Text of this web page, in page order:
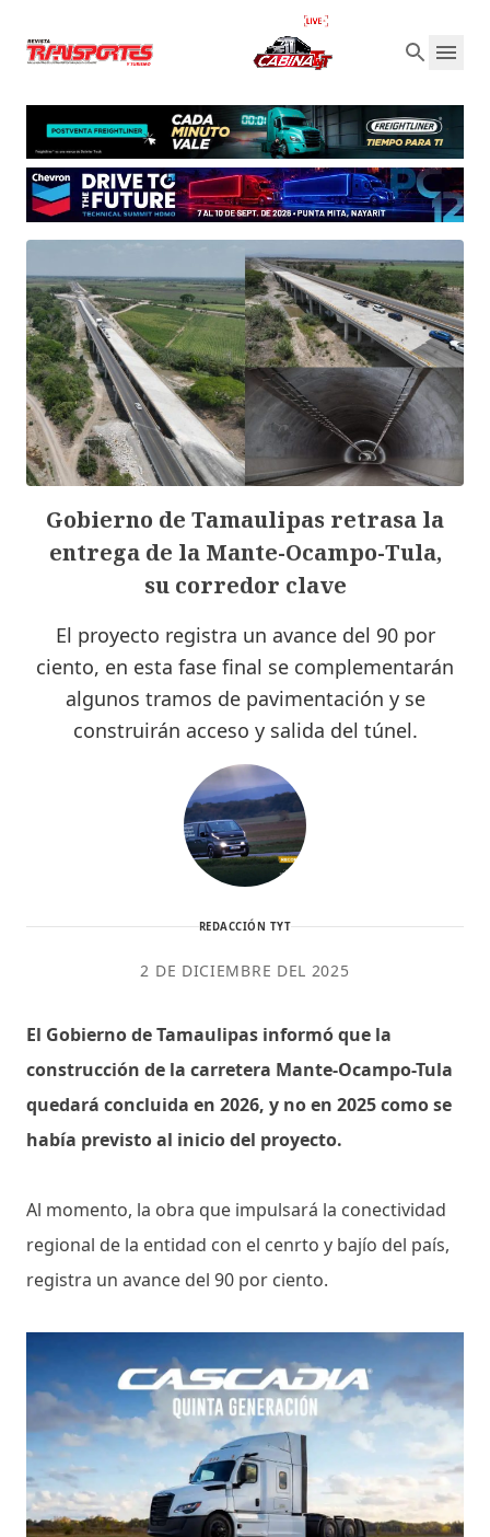
Gobierno de Tamaulipas retrasa la
entrega de la Mante-Ocampo-Tula,
su corredor clave
El proyecto registra un avance del 90 por
ciento, en esta fase final se complementarán
algunos tramos de pavimentación y se
construirán acceso y salida del túnel.
REDACCIÓN TYT
2 DE DICIEMBRE DEL 2025
El Gobierno de Tamaulipas informó que la
construcción de la carretera Mante-Ocampo-Tula
quedará concluida en 2026, y no en 2025 como se
había previsto al inicio del proyecto.
Al momento, la obra que impulsará la conectividad
regional de la entidad con el cenrto y bajío del país,
registra un avance del 90 por ciento.